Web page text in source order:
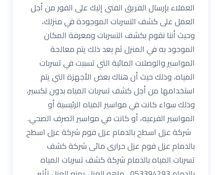
العملاء بإرسال الفريق الفني إليك على الفور من أجل
العمل على كشف التسربات الموجودة في منزلك،
وحيث أننا نقوم بكشف التسربات ومعرفة المكان
الموجود به في المنزل ثم بعد ذلك يتم معالجة
المواسير والوصلات المائية التي تسببت في تسربات
المياه، وذلك حيث أن هناك بعض الأجهزة التي يتم
استخدامها من أجل كشف تسربات المياه بدون تكسير،
وذلك سواء كانت في مواسير المياه الرئيسية أو
المواسير الفرعيه، أو كانت في مواسير الصرف الصحي.
شركة عزل اسطح بالدمام عزل فوم شركة عزل اسطح
بالدمام عزل فوم عزل حرارى مائى شركة كشف
تسربات المياه بالدمام شركة كشف تسربات المياه